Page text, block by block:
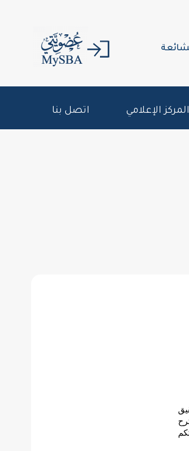
المركز الإعلامي اتصل بنا